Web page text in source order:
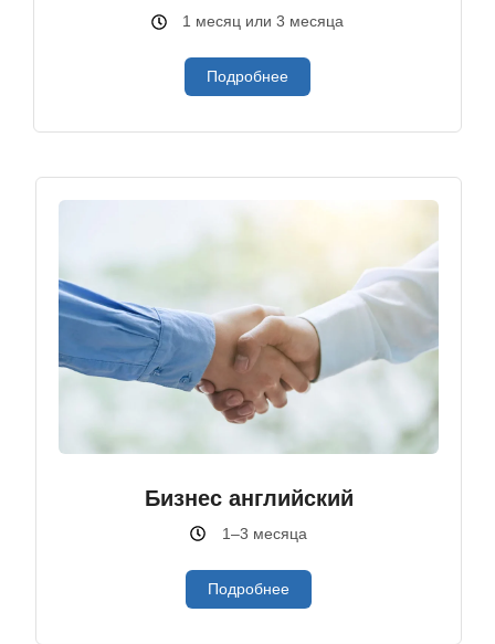
1 месяц или 3 месяца
Подробнее
Бизнес английский
1–3 месяца
Подробнее